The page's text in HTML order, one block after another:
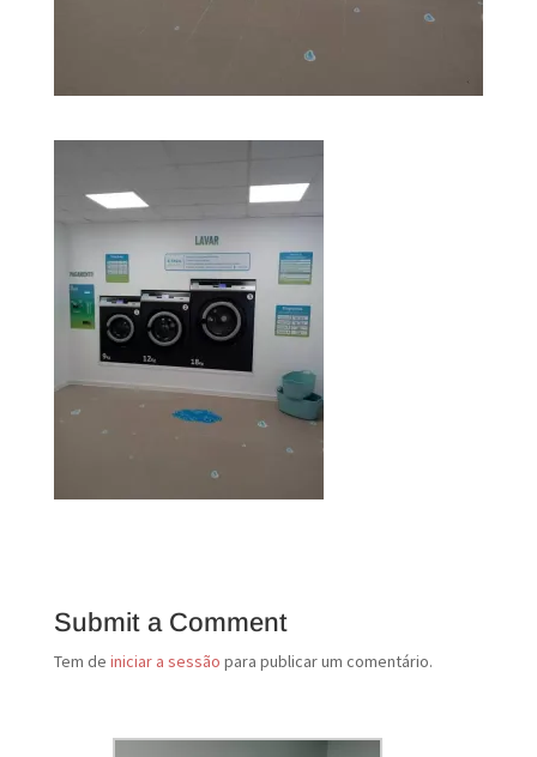
Submit a Comment
Tem de iniciar a sessão para publicar um comentário.